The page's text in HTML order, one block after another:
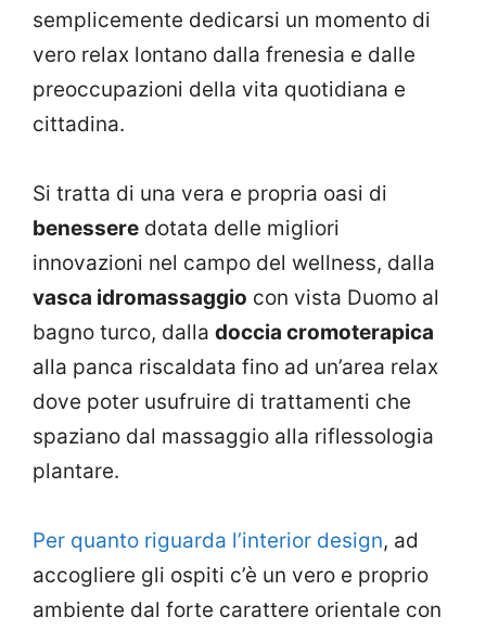
semplicemente dedicarsi un momento di
vero relax lontano dalla frenesia e dalle
preoccupazioni della vita quotidiana e
cittadina.
Si tratta di una vera e propria oasi di
benessere dotata delle migliori
innovazioni nel campo del wellness, dalla
vasca idromassaggio con vista Duomo al
bagno turco, dalla doccia cromoterapica
alla panca riscaldata fino ad un’area relax
dove poter usufruire di trattamenti che
spaziano dal massaggio alla riflessologia
plantare.
Per quanto riguarda l’interior design, ad
accogliere gli ospiti c’è un vero e proprio
ambiente dal forte carattere orientale con